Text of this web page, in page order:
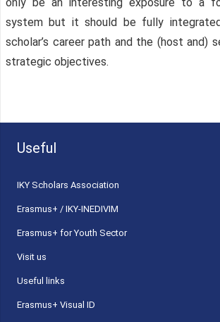
system but it should be fully
scholar’s career path and the (host and)
strategic objectives.
Useful
ΙΚΥ Scholars Association
Erasmus+ / IKY-INEDIVIM
Erasmus+ for Youth Sector
Visit us
Useful links
Erasmus+ Visual ID